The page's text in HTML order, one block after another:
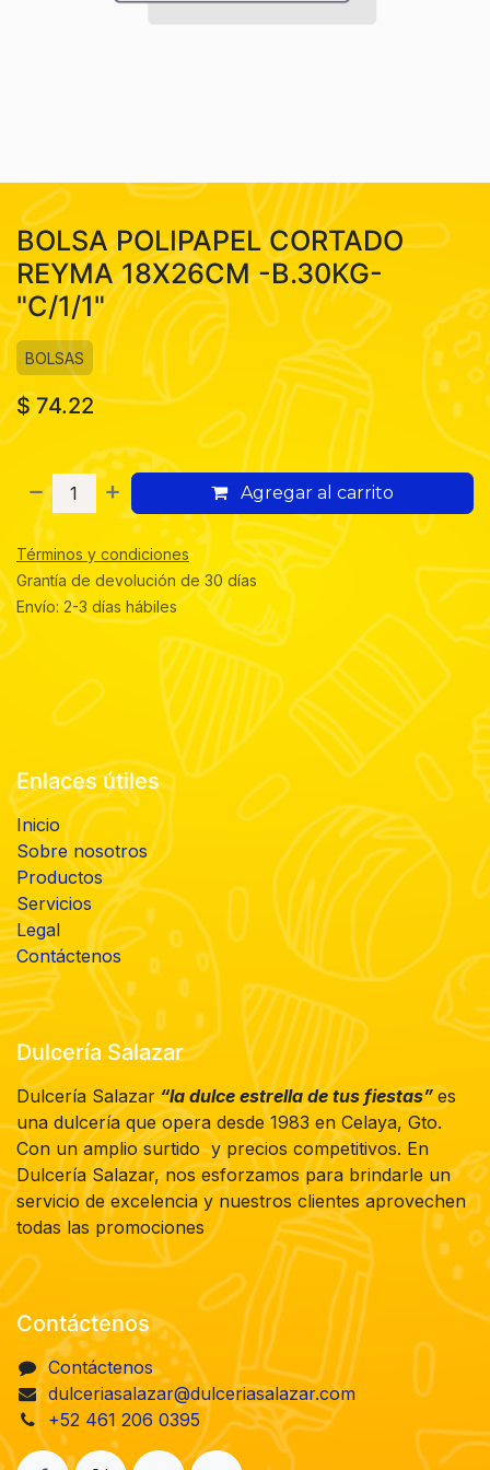
BOLSA POLIPAPEL CORTADO
REYMA 18X26CM -B.30KG-
"C/1/1"
BOLSAS
$74.22
Agregar al carrito
Términos y condiciones
Grantía de devolución de 30 días
Envío: 2-3 días hábiles
Enlaces útiles
Inicio
Sobre nosotros
Productos
Servicios
Legal
Contáctenos
Dulcería Salazar
Dulcería Salazar“la dulce estrella de tus fiestas”es
una dulcería que opera desde 1983 en Celaya, Gto.
Con un amplio surtido y precios competitivos. En
Dulcería Salazar, nos esforzamos para brindarle un
servicio de excelencia y nuestros clientes aprovechen
todas las promociones
Contáctenos
Contáctenos
dulceriasalazar@dulceriasalazar.com
+52 461 206 0395